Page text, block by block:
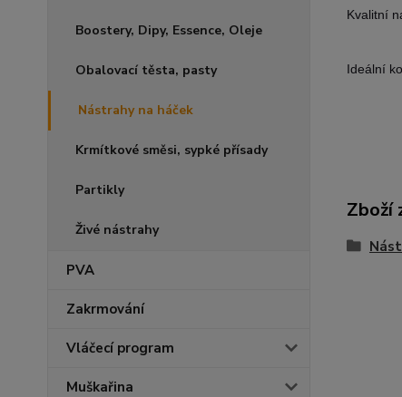
Boostery, Dipy, Essence, Oleje
Obalovací těsta, pasty
Nástrahy na háček
Krmítkové směsi, sypké přísady
Partikly
Živé nástrahy
PVA
Zakrmování
Vláčecí program
Muškařina
Kvalitní
Ideální
Zboží